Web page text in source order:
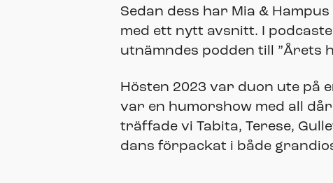
Sedan dess har Mia &
med ett nytt avsnitt. I
utnämndes podden till ”Årets
Hösten 2023 var duon ute på
var en humorshow med all
träffade vi Tabita, Terese,
dans förpackat i både